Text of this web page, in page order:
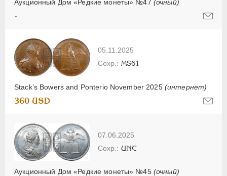
Аукционный Дом «Редкие монеты» №47 (очный)
-
05.11.2025
Stack’s Bowers and Ponterio November 2025 (интернет)
MS61
360 USD
07.06.2025
Аукционный Дом «Редкие монеты» №45 (очный)
UNC